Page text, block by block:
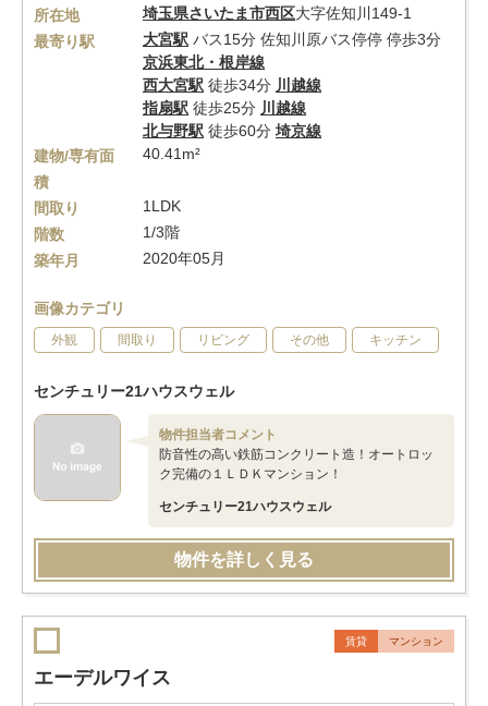
所在地
埼玉県さいたま市西区大字佐知川149-1
最寄り駅
大宮駅 バス15分 佐知川原バス停停 停歩3分
京浜東北・根岸線
西大宮駅 徒歩34分 川越線
指扇駅 徒歩25分 川越線
北与野駅 徒歩60分 埼京線
建物/専有面
積
40.41m²
間取り
1LDK
階数
1/3階
築年月
2020年05月
画像カテゴリ
外観 間取り リビング その他 キッチン
センチュリー21ハウスウェル
物件担当者コメント
防音性の高い鉄筋コンクリート造！オートロッ
ク完備の１ＬＤＫマンション！
センチュリー21ハウスウェル
物件を詳しく見る
賃貸 マンション
エーデルワイス